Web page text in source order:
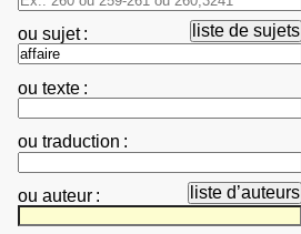
ou sujet: liste de sujets
ou texte :
ou traduction :
ou auteur : liste d’auteurs